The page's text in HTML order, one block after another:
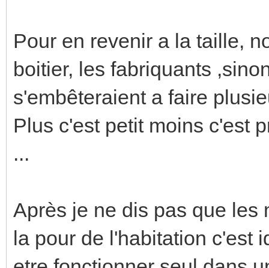
Pour en revenir a la taille,
boitier, les fabriquants
s'embêteraient a faire
Plus c'est petit moins c'est
...
Après je ne dis pas que les
la pour de l'habitation c'est